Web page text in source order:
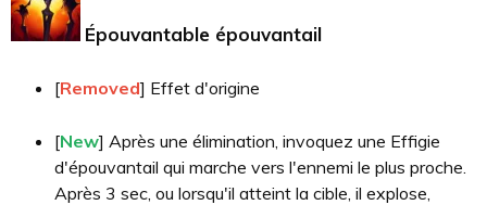
Épouvantable épouvantail
[Removed] Effet d'origine
[New] Après une élimination, invoquez une Effigie
d'épouvantail qui marche vers l'ennemi le plus proche.
Après 3 sec, ou lorsqu'il atteint la cible, il explose,